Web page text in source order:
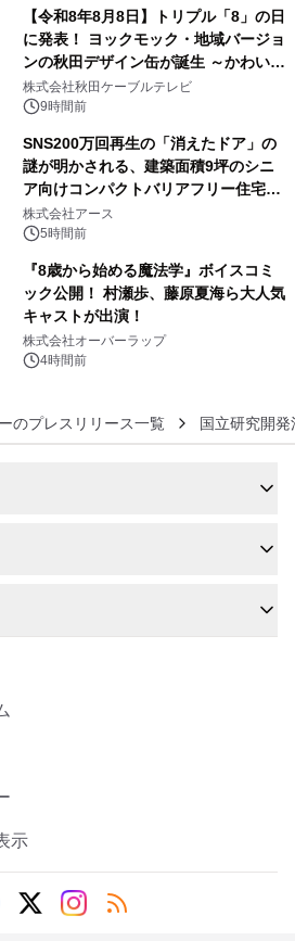
【令和8年8月8日】トリプル「8」の日
に発表！ ヨックモック・地域バージョ
ンの秋田デザイン缶が誕生 ～かわいい
秋田犬の子犬と秋田の四季と名所を巡
るパッケージ～ 9月1日(火)秋田県内で
株式会社秋田ケーブルテレビ
9時間前
SNS200万回再生の「消えたドア」の
謎が明かされる、建築面積9坪のシニ
ア向けコンパクトバリアフリー住宅が
誕生
株式会社アース
5時間前
『8歳から始める魔法学』ボイスコミ
ック公開！ 村瀬歩、藤原夏海ら大人気
キャストが出演！
株式会社オーバーラップ
4時間前
のプレスリリース一覧 国立研究開
示